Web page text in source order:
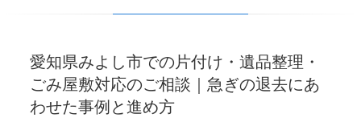
愛知県みよし市での片付け・遺品整理・
ごみ屋敷対応のご相談｜急ぎの退去にあ
わせた事例と進め方